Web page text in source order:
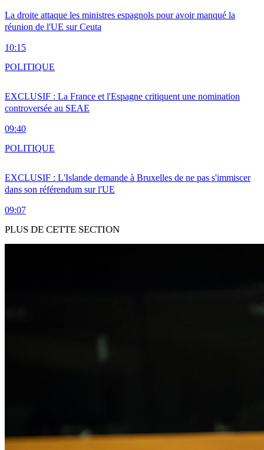
La droite attaque les ministres espagnols pour avoir manqué la
réunion de l'UE sur Ceuta
10:15
EXCLUSIF : La France et l'Espagne critiquent une nomination
controversée au SEAE
09:40
POLITIQUE
EXCLUSIF : L'Islande demande à Bruxelles de ne pas s'immiscer
dans son référendum sur l'UE
09:07
POLITIQUE
PLUS DE CETTE SECTION